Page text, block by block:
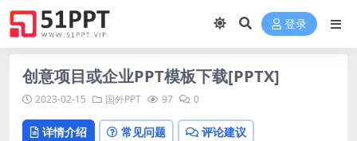
登录
创意项目或企业PPT模板下载[PPTX]
2023-02-15 国外PPT 97 0
详情介绍 常见问题 评论建议